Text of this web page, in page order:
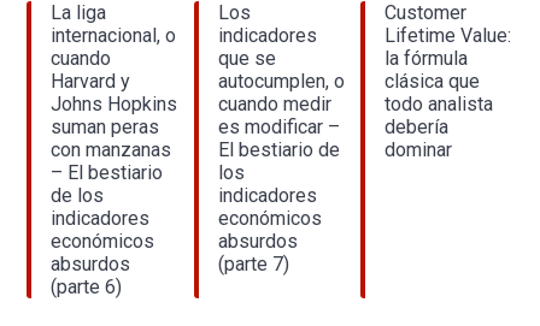
La liga
internacional, o
cuando
Harvard y
Johns Hopkins
suman peras
con manzanas
– El bestiario
de los
indicadores
económicos
absurdos
(parte 6)
Los
indicadores
que se
autocumplen, o
cuando medir
es modificar –
El bestiario de
los
indicadores
económicos
absurdos
(parte 7)
Customer
Lifetime Value:
la fórmula
clásica que
todo analista
debería
dominar